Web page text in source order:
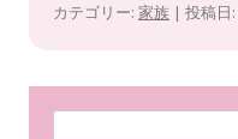
カテゴリー: 家族 | 投稿日: